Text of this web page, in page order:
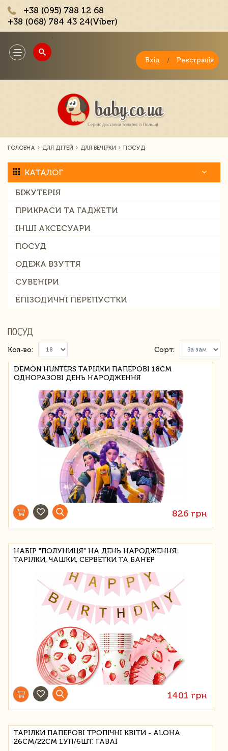
+38 (095) 788 12 68
+38 (068) 784 43 24(Viber)
Toggle
navigation
Вхід / Реєстрація
ГОЛОВНА ДЛЯ ДІТЕЙ ДЛЯ ВЕЧІРКИ ПОСУД
КАТАЛОГ
БІЖУТЕРІЯ
ПРИКРАСИ ТА ГАДЖЕТИ
ІНШІ АКСЕСУАРИ
ПОСУД
ОДЕЖА ВЗУТТЯ
СУВЕНІРИ
ЕПІЗОДИЧНІ ПЕРЕПУСТКИ
ПОСУД
Кол-во: Сорт:
DEMON HUNTERS ТАРІЛКИ ПАПЕРОВІ 18СМ
ОДНОРАЗОВІ ДЕНЬ НАРОДЖЕННЯ
826 грн
НАБІР "ПОЛУНИЦЯ" НА ДЕНЬ НАРОДЖЕННЯ:
ТАРІЛКИ, ЧАШКИ, СЕРВЕТКИ ТА БАНЕР
1401 грн
ТАРІЛКИ ПАПЕРОВІ ТРОПІЧНІ КВІТИ - ALOHA
26СМ/22СМ 1УП/6ШТ. ГАВАЇ